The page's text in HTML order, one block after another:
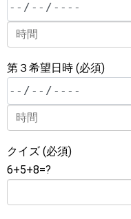
第３希望日時 (必須)
クイズ (必須)
6+5+8=?